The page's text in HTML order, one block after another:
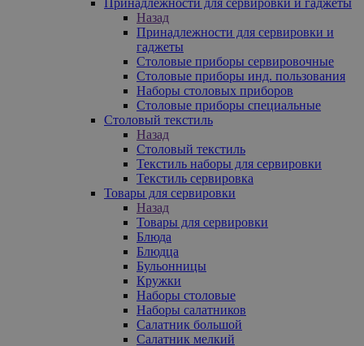
Назад
Принадлежности для сервировки и
гаджеты
Столовые приборы сервировочные
Столовые приборы инд. пользования
Наборы столовых приборов
Столовые приборы специальные
Столовый текстиль
Назад
Столовый текстиль
Текстиль наборы для сервировки
Текстиль сервировка
Товары для сервировки
Назад
Товары для сервировки
Блюда
Блюдца
Бульонницы
Кружки
Наборы столовые
Наборы салатников
Салатник большой
Салатник мелкий